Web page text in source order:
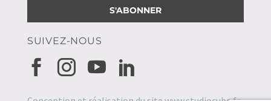
SUIVEZ-NOUS